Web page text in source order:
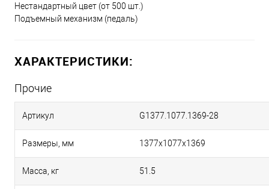
Нестандартный цвет (от 500 шт.)
Подъемный механизм (педаль)
ХАРАКТЕРИСТИКИ:
Прочие
Артикул G1377.1077.1369-28
Размеры, мм 1377х1077х1369
Масса, кг 51.5